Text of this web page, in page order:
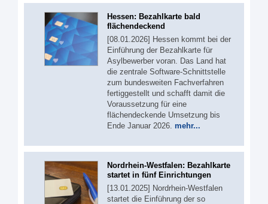
Hessen: Bezahlkarte bald
flächendeckend
[08.01.2026] Hessen kommt bei der
Einführung der Bezahlkarte für
Asylbewerber voran. Das Land hat
die zentrale Software-Schnittstelle
zum bundesweiten Fachverfahren
fertiggestellt und schafft damit die
Voraussetzung für eine
flächendeckende Umsetzung bis
Ende Januar 2026. mehr...
Nordrhein-Westfalen: Bezahlkarte
startet in fünf Einrichtungen
[13.01.2025] Nordrhein-Westfalen
startet die Einführung der so